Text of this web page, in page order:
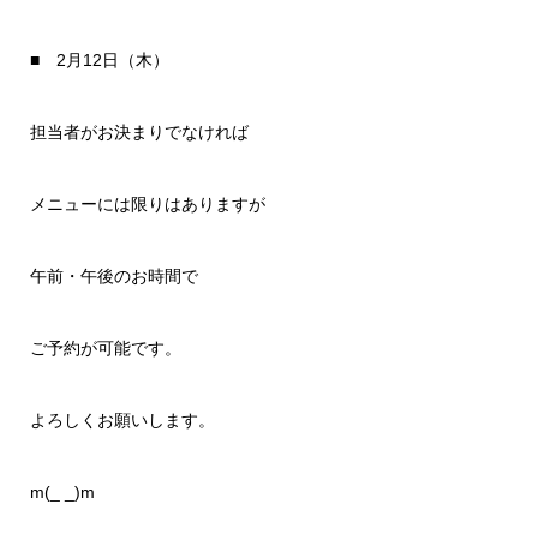
■ 2月12日（木）
担当者がお決まりでなければ
メニューには限りはありますが
午前・午後のお時間で
ご予約が可能です。
よろしくお願いします。
m(_ _)m